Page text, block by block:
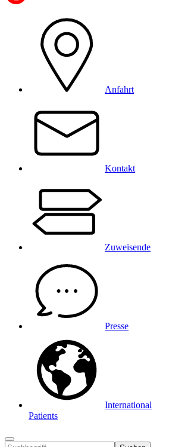
Anfahrt
Kontakt
Zuweisende
Presse
International
Patients